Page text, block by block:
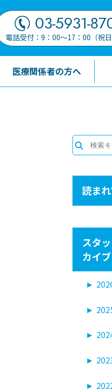
03-5931-
電話受付：9：00～17：00（祝日
医療関係者の方へ
読ま
スタ
カイブ
►
►
►
►
►